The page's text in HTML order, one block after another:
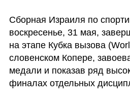
Сборная Израиля по
воскресенье, 31 мая,
на этапе Кубка вызова
словенском Копере,
медали и показав ряд
финалах отдельных